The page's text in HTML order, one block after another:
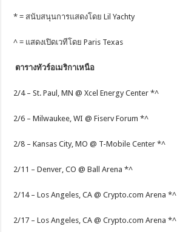
* = สนับสนุนการแสดงโดย Lil Yachty
^ = แสดงเปิดเวทีโดย Paris Texas
ตารางทัวร์อเมริกาเหนือ
2/4 – St. Paul, MN @ Xcel Energy Center *^
2/6 – Milwaukee, WI @ Fiserv Forum *^
2/8 – Kansas City, MO @ T-Mobile Center *^
2/11 – Denver, CO @ Ball Arena *^
2/14 – Los Angeles, CA @ Crypto.com Arena *^
2/17 – Los Angeles, CA @ Crypto.com Arena *^